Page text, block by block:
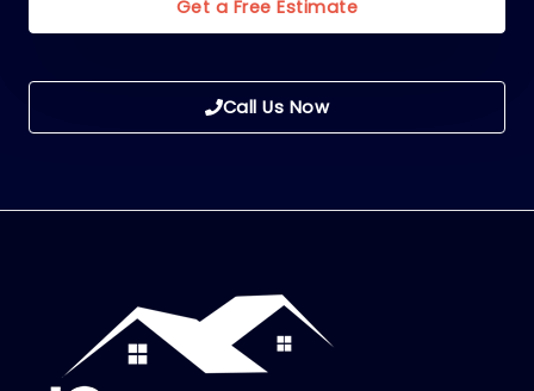
Get a Free Estimate
Call Us Now